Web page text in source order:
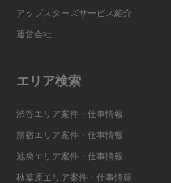
アップスターズサービス紹介
運営会社
エリア検索
渋谷エリア案件・仕事情報
新宿エリア案件・仕事情報
池袋エリア案件・仕事情報
秋葉原エリア案件・仕事情報